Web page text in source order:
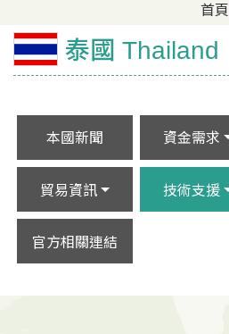
首頁
泰國 Thailand
本國新聞 資金需求
貿易資訊 技術支援
官方相關連結